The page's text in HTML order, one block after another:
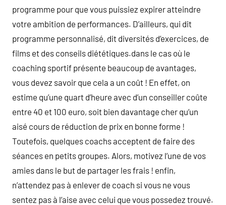
programme pour que vous puissiez expirer atteindre
votre ambition de performances. D’ailleurs, qui dit
programme personnalisé, dit diversités d’exercices, de
films et des conseils diététiques.dans le cas où le
coaching sportif présente beaucoup de avantages,
vous devez savoir que cela a un coût ! En effet, on
estime qu’une quart d’heure avec d’un conseiller coûte
entre 40 et 100 euro, soit bien davantage cher qu’un
aisé cours de réduction de prix en bonne forme !
Toutefois, quelques coachs acceptent de faire des
séances en petits groupes. Alors, motivez l’une de vos
amies dans le but de partager les frais ! enfin,
n’attendez pas à enlever de coach si vous ne vous
sentez pas à l’aise avec celui que vous possedez trouvé.